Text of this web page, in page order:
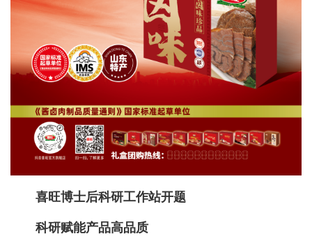
喜旺博士后科研工作站开题
科研赋能产品高品质